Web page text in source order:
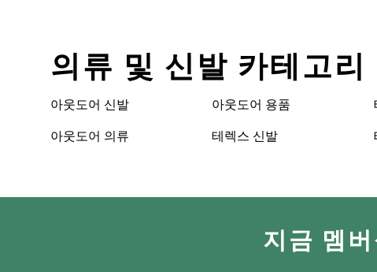
의류 및 신발 카테고리
아웃도어 신발
아웃도어 의류
아웃도어 용품
테렉스 신발
지금 멤